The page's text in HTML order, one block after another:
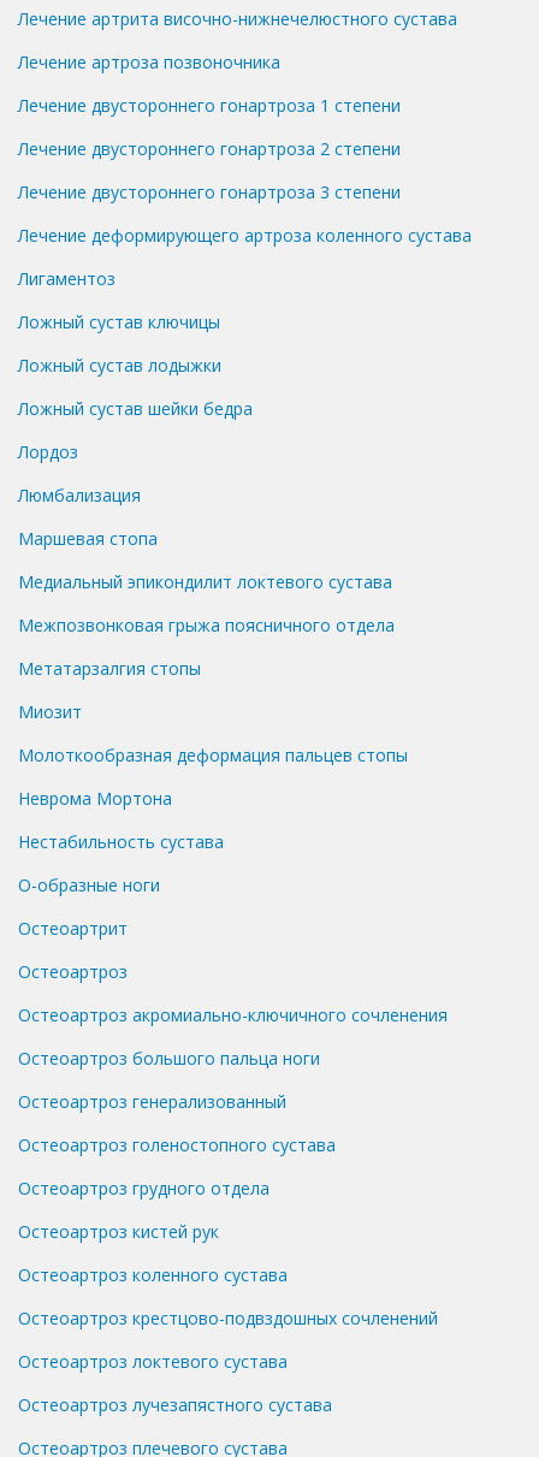
Лечение артрита височно-нижнечелюстного сустава
Лечение артроза позвоночника
Лечение двустороннего гонартроза 1 степени
Лечение двустороннего гонартроза 2 степени
Лечение двустороннего гонартроза 3 степени
Лечение деформирующего артроза коленного сустава
Лигаментоз
Ложный сустав ключицы
Ложный сустав лодыжки
Ложный сустав шейки бедра
Лордоз
Люмбализация
Маршевая стопа
Медиальный эпикондилит локтевого сустава
Межпозвонковая грыжа поясничного отдела
Метатарзалгия стопы
Миозит
Молоткообразная деформация пальцев стопы
Неврома Мортона
Нестабильность сустава
О-образные ноги
Остеоартрит
Остеоартроз
Остеоартроз акромиально-ключичного сочленения
Остеоартроз большого пальца ноги
Остеоартроз генерализованный
Остеоартроз голеностопного сустава
Остеоартроз грудного отдела
Остеоартроз кистей рук
Остеоартроз коленного сустава
Остеоартроз крестцово-подвздошных сочленений
Остеоартроз локтевого сустава
Остеоартроз лучезапястного сустава
Остеоартроз плечевого сустава